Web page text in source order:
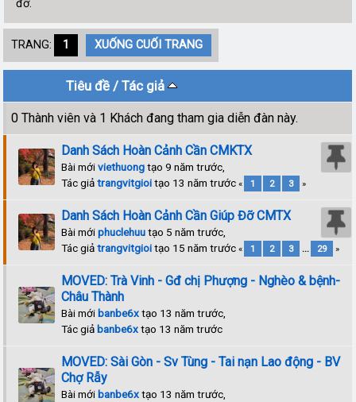
đỡ.
TRANG: 1 XUỐNG CUỐI TRANG
Tiêu đề /Tác giả
0 Thành viên và 1 Khách đang tham gia diễn đàn này.
Danh Sách Hoàn Cảnh Cần CMKTX
Bài mớiviethuongtạo 9 năm trước,
Tác giảtrangvitgioitạo 13 năm trước« 1 2 3 »
Danh Sách Hoàn Cảnh Cần Giúp Đỡ CMTX
Bài mớiphuclehuutạo 5 năm trước,
Tác giảtrangvitgioitạo 15 năm trước« 1 2 3 ... 29 »
MOVED: Trà Vinh - Gđ chị Phượng - Nghèo & bệnh-
Châu Thành
Bài mới banbe6xtạo 13 năm trước,
Tác giả banbe6xtạo 13 năm trước
MOVED: Sài Gòn - Sv Tùng - Tai nạn Lao động - BV
Chợ Rẫy
Bài mới banbe6xtạo 13 năm trước,